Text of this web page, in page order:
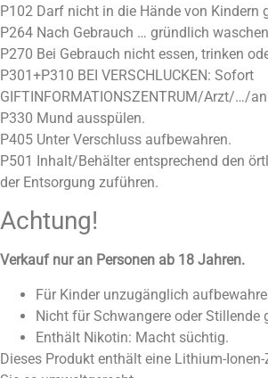
P102 Darf nicht in die Hände von Kindern
P264 Nach Gebrauch … gründlich
P270 Bei Gebrauch nicht essen, trinken
P301+P310 BEI VERSCHLUCKEN: Sofort
GIFTINFORMATIONSZENTRUM/Arzt/…/
P330 Mund ausspülen.
P405 Unter Verschluss aufbewahren.
P501 Inhalt/Behälter entsprechend den
der Entsorgung zuführen.
Achtung!
Verkauf nur an Personen ab 18 Jahren.
Für Kinder unzugänglich
Nicht für Schwangere oder Stillende
Enthält Nikotin: Macht süchtig.
Dieses Produkt enthält eine Lithium-